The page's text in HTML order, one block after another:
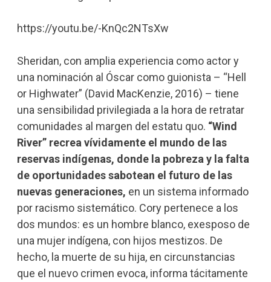
https://youtu.be/-KnQc2NTsXw
Sheridan, con amplia experiencia como actor y
una nominación al Óscar como guionista – “Hell
or Highwater” (David MacKenzie, 2016) – tiene
una sensibilidad privilegiada a la hora de retratar
comunidades al margen del estatu quo. “Wind
River” recrea vívidamente el mundo de las
reservas indígenas, donde la pobreza y la falta
de oportunidades sabotean el futuro de las
nuevas generaciones, en un sistema informado
por racismo sistemático. Cory pertenece a los
dos mundos: es un hombre blanco, exesposo de
una mujer indígena, con hijos mestizos. De
hecho, la muerte de su hija, en circunstancias
que el nuevo crimen evoca, informa tácitamente